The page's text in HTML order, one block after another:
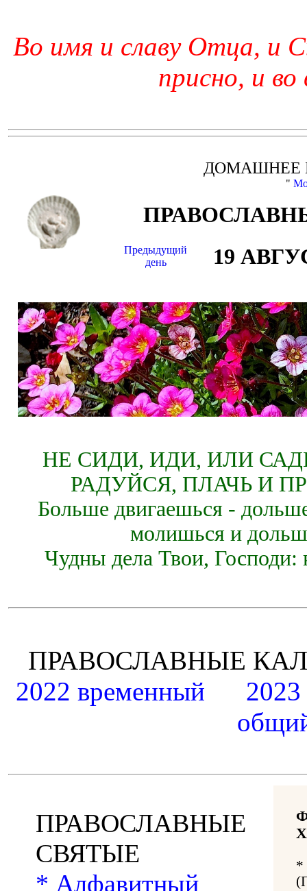
Во имя и славу Отца, и
присно, и во
ДОМАШНЕЕ
"
Предыдущий
день
19
НЕ СИДИ, ИДИ, ИЛИ
РАДУЙСЯ, ПЛАЧЬ И
Больше двигаешься -
молишься и
Чудны дела Твои, Господи:
ПРАВОСЛАВНЫЕ
2022 временный
ПРАВОСЛАВНЫЕ
СВЯТЫЕ
* Алфавитный
*